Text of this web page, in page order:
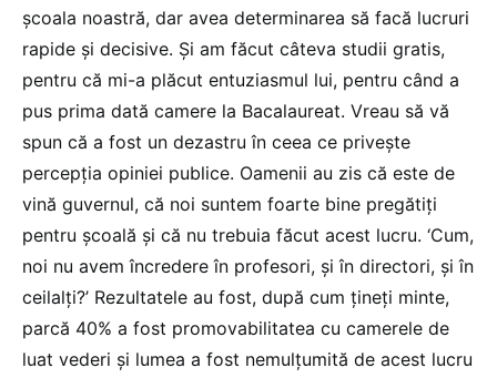
școala noastră, dar avea determinarea să facă lucruri
rapide și decisive. Și am făcut câteva studii gratis,
pentru că mi-a plăcut entuziasmul lui, pentru când a
pus prima dată camere la Bacalaureat. Vreau să vă
spun că a fost un dezastru în ceea ce privește
percepția opiniei publice. Oamenii au zis că este de
vină guvernul, că noi suntem foarte bine pregătiți
pentru școală și că nu trebuia făcut acest lucru. ‘Cum,
noi nu avem încredere în profesori, și în directori, și în
ceilalți?’ Rezultatele au fost, după cum țineți minte,
parcă 40% a fost promovabilitatea cu camerele de
luat vederi și lumea a fost nemulțumită de acest lucru